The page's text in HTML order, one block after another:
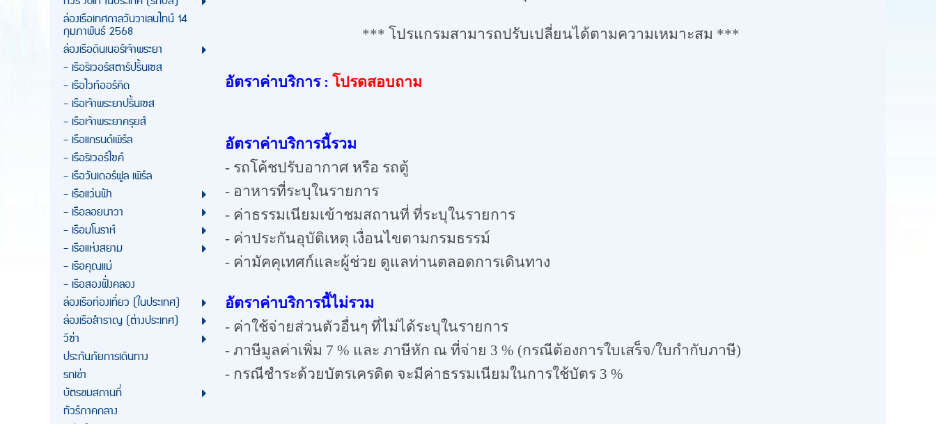
ล่องเรือเทศกาลวันวาเลนไทน์ 14
กุมภาพันธ์ 2568
ล่องเรือดินเนอร์เจ้าพระยา
- เรือริเวอร์สตาร์ปริ้นเซส
- เรือไวท์ออร์คิด
- เรือเจ้าพระยาปริ้นเซส
- เรือเจ้าพระยาครุยส์
- เรือแกรนด์เพิร์ล
- เรือริเวอร์ไซค์
- เรือวันเดอร์ฟูล เพิร์ล
- เรือแว่นฟ้า
- เรือลอยนาวา
- เรือมโนราห์
- เรือแห่งสยาม
- เรือคุณแม่
- เรือสองฝั่งคลอง
ล่องเรือท่องเที่ยว (ในประเทศ)
ล่องเรือสำราญ (ต่างประเทศ)
วีซ่า
ประกันภัยการเดินทาง
รถเช่า
บัตรชมสถานที่
ทัวร์ภาคกลาง
***โปรแกรมสามารถปรับเปลี่ยนได้ตามความเหมาะสม ***
อัตราค่าบริการ : โปรดสอบถาม
อัตราค่าบริการนี้รวม
- รถโค้ชปรับอากาศ หรือ รถตู้
- อาหารที่ระบุในรายการ
- ค่าธรรมเนียมเข้าชมสถานที่ ที่ระบุในรายการ
- ค่าประกันอุบัติเหตุ เงื่อนไขตามกรมธรรม์
- ค่ามัคคุเทศก์และผู้ช่วย ดูแลท่านตลอดการเดินทาง
อัตราค่าบริการนี้ไม่รวม
- ค่าใช้จ่ายส่วนตัวอื่นๆ ที่ไม่ได้ระบุในรายการ
- ภาษีมูลค่าเพิ่ม 7 % และ ภาษีหัก ณ ที่จ่าย 3 % (กรณีต้องการใบเสร็จ/ใบกำกับภาษี)
- กรณีชำระด้วยบัตรเครดิต จะมีค่าธรรมเนียมในการใช้บัตร 3 %